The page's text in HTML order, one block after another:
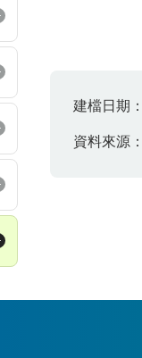
建檔日期：
資料來源